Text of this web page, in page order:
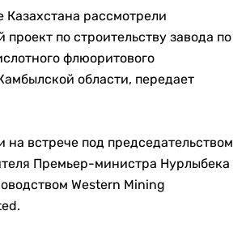
Казахстана рассмотрели
по строительству завода по
флюоритового
области, передает
на встрече под председательством
Премьер-министра Нурлыбека
Western Mining